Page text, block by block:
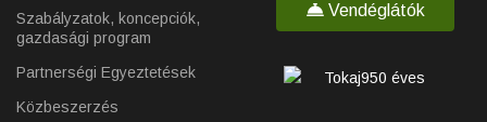
Szabályzatok, koncepciók,
gazdasági program
Partnerségi Egyeztetések
Közbeszerzés
Vendéglátók